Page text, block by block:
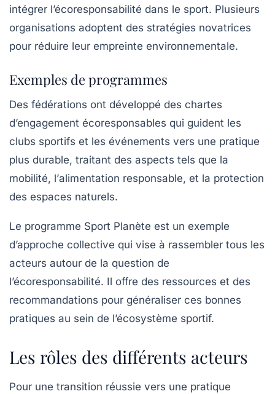
intégrer l’écoresponsabilité dans le sport. Plusieurs
organisations adoptent des stratégies novatrices
pour réduire leur empreinte environnementale.
Exemples de programmes
Des fédérations ont développé des chartes
d’engagement écoresponsables qui guident les
clubs sportifs et les événements vers une pratique
plus durable, traitant des aspects tels que la
mobilité, l’alimentation responsable, et la protection
des espaces naturels.
Le programme Sport Planète est un exemple
d’approche collective qui vise à rassembler tous les
acteurs autour de la question de
l’écoresponsabilité. Il offre des ressources et des
recommandations pour généraliser ces bonnes
pratiques au sein de l’écosystème sportif.
Les rôles des différents acteurs
Pour une transition réussie vers une pratique